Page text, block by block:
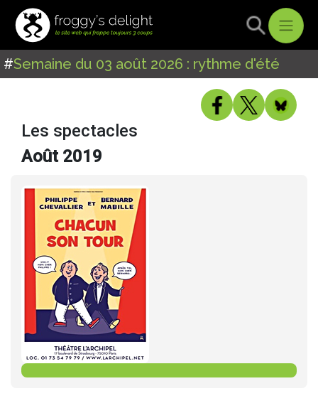
#Semaine du 03 août 2026 : rythme d'été
Les spectacles
Août 2019